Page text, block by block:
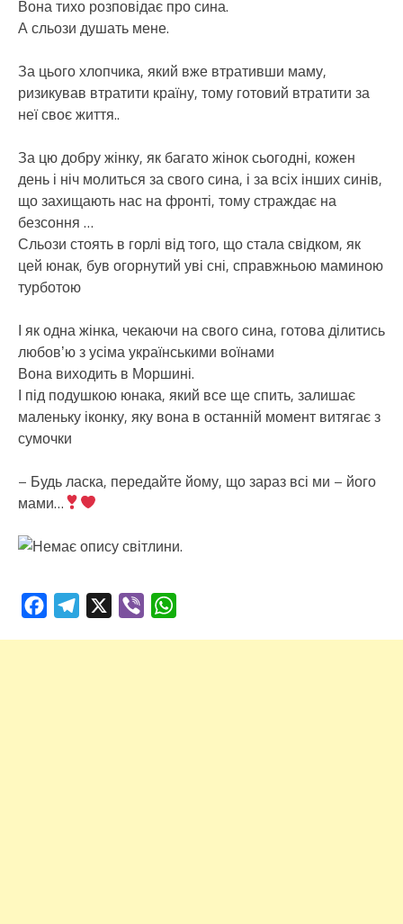
Вона тихо розповідає про сина.
А сльози душать мене.
За цього хлопчика, який вже втративши маму,
ризикував втратити країну, тому готовий втратити за
неї своє життя..
За цю добру жінку, як багато жінок сьогодні, кожен
день і ніч молиться за свого сина, і за всіх інших синів,
що захищають нас на фронті, тому страждає на
безсоння …
Сльози стоять в горлі від того, що стала свідком, як
цей юнак, був огорнутий уві сні, справжньою маминою
турботою
І як одна жінка, чекаючи на свого сина, готова ділитись
любовʼю з усіма українськими воїнами
Вона виходить в Моршині.
І під подушкою юнака, який все ще спить, залишає
маленьку іконку, яку вона в останній момент витягає з
сумочки
– Будь ласка, передайте йому, що зараз всі ми – його
мами…
FacebookTelegram Viber